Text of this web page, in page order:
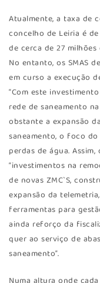
Atualmente, a taxa de
concelho de Leiria é
de cerca de 27
No entanto, os SMAS
em curso a execução
“Com este
rede de saneamento
obstante a expansão
saneamento, o foco
perdas de água.
“investimentos na
de novas ZMC`S,
expansão da
ferramentas para
ainda reforço da
quer ao serviço de
saneamento”.